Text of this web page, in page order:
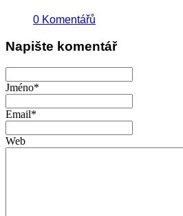
0 Komentářů
Napište komentář
Jméno*
Email*
Web